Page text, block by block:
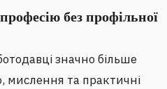
без профільної
значно більше
мислення та практичні